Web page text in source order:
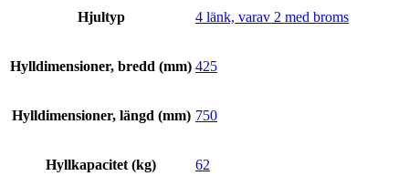
Hjultyp 4 länk, varav 2 med broms
Hylldimensioner, bredd (mm) 425
Hylldimensioner, längd (mm) 750
Hyllkapacitet (kg) 62